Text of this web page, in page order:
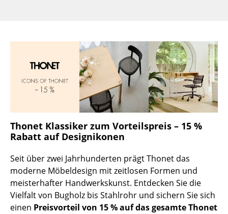
Beistell- & Rollcontainer
Barmöbel
Garderoben
Kleinaufbewahrung
Einzelteile
Licht
Hängeleuchten & Deckenleuchten
Thonet Klassiker zum Vorteilspreis – 15 %
Rabatt auf Designikonen
Seit über zwei Jahrhunderten prägt Thonet das
moderne Möbeldesign mit zeitlosen Formen und
meisterhafter Handwerkskunst. Entdecken Sie die
Vielfalt von Bugholz bis Stahlrohr und sichern Sie sich
einen Preisvorteil von 15 % auf das gesamte Thonet